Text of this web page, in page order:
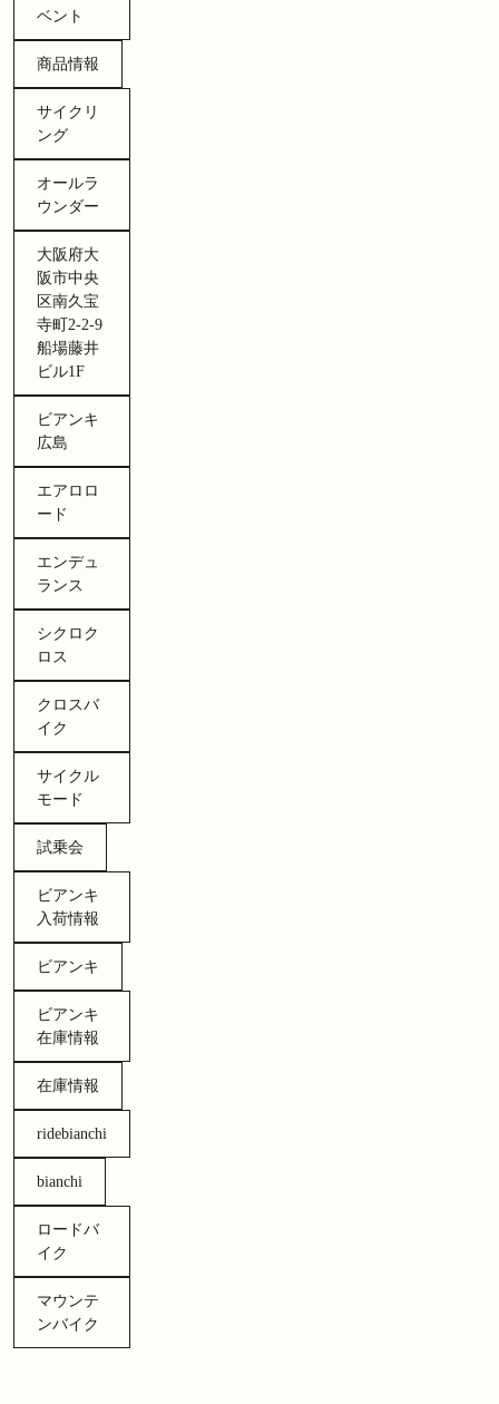
ベント
商品情報
サイクリ
ング
オールラ
ウンダー
大阪府大
阪市中央
区南久宝
寺町2-2-9
船場藤井
ビル1F
ビアンキ
広島
エアロロ
ード
エンデュ
ランス
シクロク
ロス
クロスバ
イク
サイクル
モード
試乗会
ビアンキ
入荷情報
ビアンキ
ビアンキ
在庫情報
在庫情報
ridebianchi
bianchi
ロードバ
イク
マウンテ
ンバイク